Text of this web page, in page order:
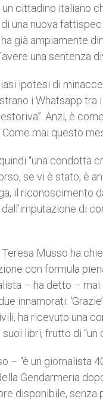
cittadino italiano
una nuova
già ampiamente
una sentenza
ipotesi di
i Whatsapp tra
Anzi, è
mai questo
“una condotta
se vi è stato, è
il riconoscimento
di
Musso ha
con formula
– ha detto –
innamorati:
ha ricevuto una
suoi libri, frutto di “un
– “è un giornalista
Gendarmeria
disponibile,